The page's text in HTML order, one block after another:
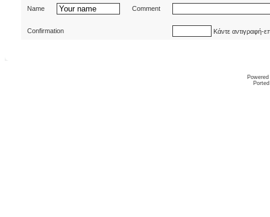
Name Comment
Confirmation Κάντε αντιγραφή-